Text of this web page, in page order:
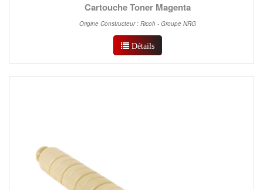
Cartouche Toner Magenta
Origine Constructeur : Ricoh - Groupe NRG
Détails